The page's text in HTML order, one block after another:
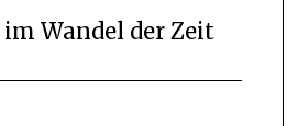
im Wandel der Zeit